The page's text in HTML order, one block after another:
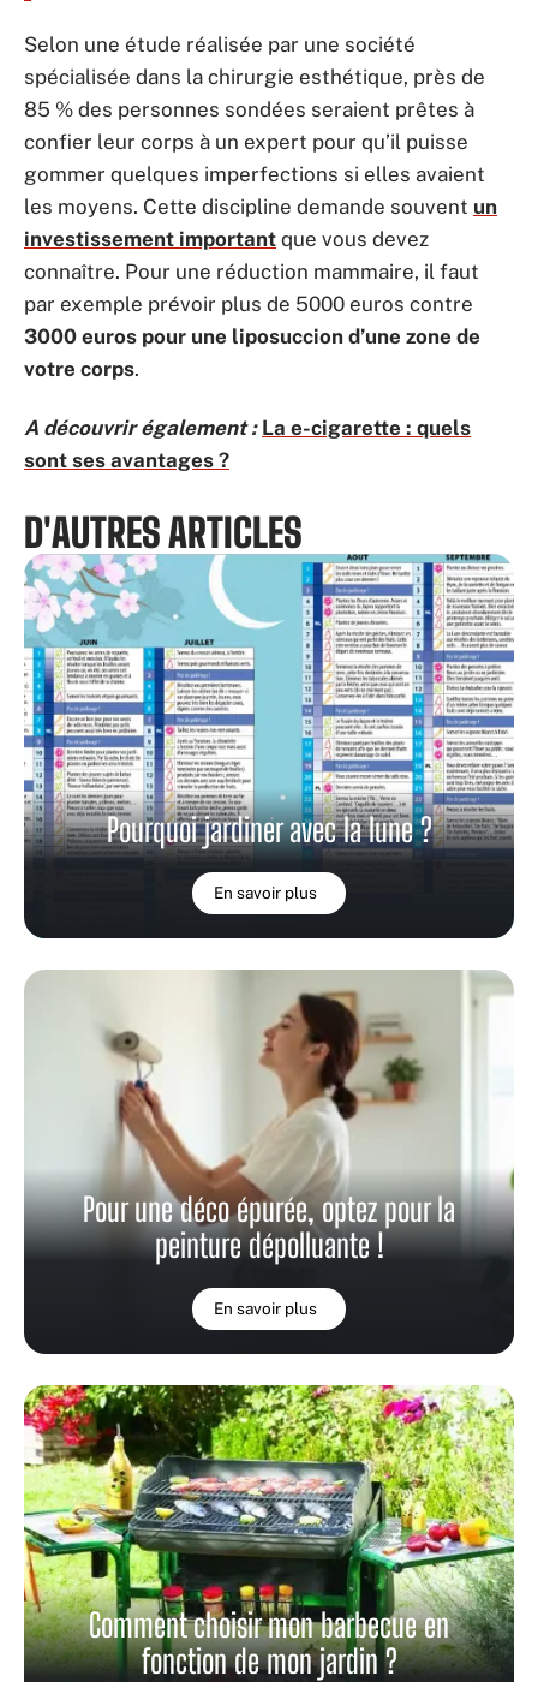
Selon une étude réalisée par une société
spécialisée dans la chirurgie esthétique, près de
85 % des personnes sondées seraient prêtes à
confier leur corps à un expert pour qu’il puisse
gommer quelques imperfections si elles avaient
les moyens. Cette discipline demande souvent un
investissement important que vous devez
connaître. Pour une réduction mammaire, il faut
par exemple prévoir plus de 5000 euros contre
3000 euros pour une liposuccion d’une zone de
votre corps.
A découvrir également : La e-cigarette : quels
sont ses avantages ?
D'AUTRES ARTICLES
Pourquoi jardiner avec la lune ?
En savoir plus
Pour une déco épurée, optez pour la
peinture dépolluante !
En savoir plus
Comment choisir mon barbecue en
fonction de mon jardin ?